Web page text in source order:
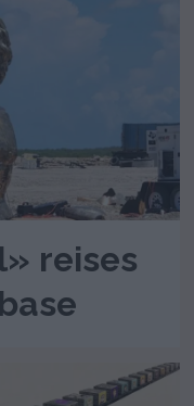
reises